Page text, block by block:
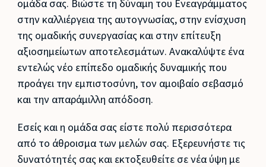
ομάδα σας. Βιώστε τη δύναμη του Ενεαγράμματος
στην καλλιέργεια της αυτογνωσίας, στην ενίσχυση
της ομαδικής συνεργασίας και στην επίτευξη
αξιοσημείωτων αποτελεσμάτων. Ανακαλύψτε ένα
εντελώς νέο επίπεδο ομαδικής δυναμικής που
προάγει την εμπιστοσύνη, τον αμοιβαίο σεβασμό
και την απαράμιλλη απόδοση.
Εσείς και η ομάδα σας είστε πολύ περισσότερα
από το άθροισμα των μελών σας. Εξερευνήστε τις
δυνατότητές σας και εκτοξευθείτε σε νέα ύψη με